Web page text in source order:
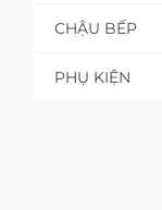
CHẬU BẾP
PHỤ KIỆN